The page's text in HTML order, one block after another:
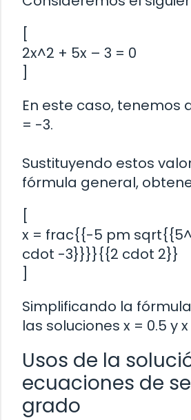
[
2x^2 + 5x – 3 = 0
]
En este caso, tenemos
= -3.
Sustituyendo estos
fórmula general,
[
x = frac{{-5 pm
cdot -3}}}}{{2 cdot 2}}
]
Simplificando la
las soluciones x = 0.5 y
Usos de la
ecuaciones de
grado